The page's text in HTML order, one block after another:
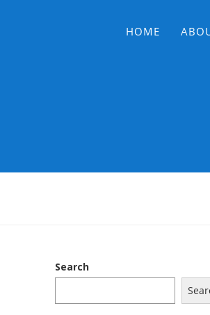
HOME
Search